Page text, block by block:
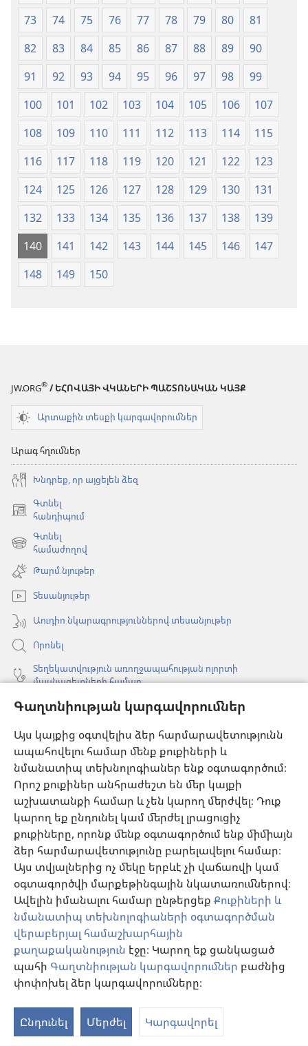
Գաղտնիության կարգավորումներ
Այս կայքից օգտվելիս ձեր հարմարավետությունն
ապահովելու համար մենք քուքիների և
նմանատիպ տեխնոլոգիաներ ենք օգտագործում։
Որոշ քուքիներ անհրաժեշտ են մեր կայքի
աշխատանքի համար և չեն կարող մերժվել։ Դուք
կարող եք ընդունել կամ մերժել լրացուցիչ
քուքիները, որոնք մենք օգտագործում ենք միմիայն
ձեր հարմարավետությունը բարելավելու համար։
Այս տվյալներից ոչ մեկը երբևէ չի վաճառվի կամ
օգտագործվի մարքեթինգային նկատառումներով։
Ավելին իմանալու համար ընթերցեք Քուքիների և
նմանատիպ տեխնոլոգիաների օգտագործման
վերաբերյալ համաշխարհային
քաղաքականություն էջը։ Կարող եք ցանկացած
պահի Գաղտնիության կարգավորումներ բաժնից
փոփոխել ձեր կարգավորումները։
Ընդունել Մերժել Կարգավորել
73
74 75 76 77 78 79 80
81
82
83 84 85 86 87 88 89
90
91
92 93 94 95 96 97 98
99
100
101 102 103 104 105 106
107
108
109 110 111 112 113 114
115
116
117 118 119 120 121 122
123
124
125 126 127 128 129 130
131
132
133 134 135 136 137 138
139
140
141 142 143 144 145 146
147
148
149 150
JW.ORG® / ԵՀՈՎԱՅԻ ՎԿԱՆԵՐԻ ՊԱՇՏՈՆԱԿԱՆ ԿԱՅՔ
Արտաքին տեսքի կարգավորումներ
Արագ հղումներ
Խնդրեք, որ այցելեն ձեզ
Գտնել
հանդիպում
(բացվում
նոր
պատուհան)
Գտնել
համաժողով
(բացվում
նոր
պատուհան)
Թարմ նյութեր
Տեսանյութեր
Աուդիո նկարագրություններով տեսանյութեր
Որոնել
Տեղեկատվություն առողջապահության ոլորտի
մասնագետների համար
Գլոբալ հաղորդակցություն
Օգնություն
Նվիրատվություններ
(բացվում
է
նոր
պատուհան)
Դիտարանի ՕՆԼԱՅՆ ԳՐԱԴԱՐԱՆ
(բացվում
է
նոր
պատուհան)
JW Hub
(բացվում
է
նոր
պատուհան)
JW Library® հավելված
Watchtower Library
Copyright © 2026 Watch Tower Bible and Tract Society of Pennsylvania.
ՕԳՏԱԳՈՐԾՄԱՆ ՊԱՅՄԱՆՆԵՐ |
ՔԱՂԱՔԱԿԱՆՈՒԹՅՈՒՆ|ԳԱՂՏՆԻՈՒԹՅԱՆ ԿԱՐԳԱՎՈՐՈՒՄՆԵՐ